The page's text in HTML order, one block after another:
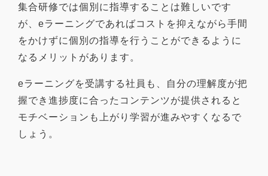
集合研修では個別に指導することは難しいです
が、eラーニングであればコストを抑えながら手間
をかけずに個別の指導を行うことができるように
なるメリットがあります。
eラーニングを受講する社員も、自分の理解度が把
握でき進捗度に合ったコンテンツが提供されると
モチベーションも上がり学習が進みやすくなるで
しょう。